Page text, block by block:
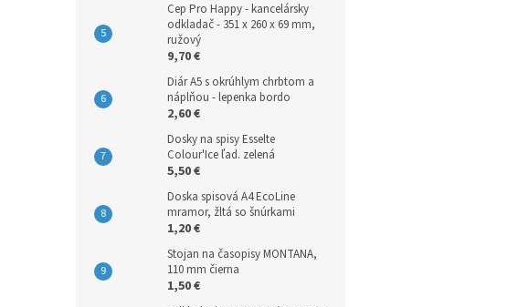
Cep Pro Happy - kancelársky
odkladač - 351 x 260 x 69 mm,
ružový
9,70 €
Diár A5 s okrúhlym chrbtom a
náplňou - lepenka bordo
2,60 €
Dosky na spisy Esselte
Colour'Ice ľad. zelená
5,50 €
Doska spisová A4 EcoLine
mramor, žltá so šnúrkami
1,20 €
Stojan na časopisy MONTANA,
110 mm čierna
1,50 €